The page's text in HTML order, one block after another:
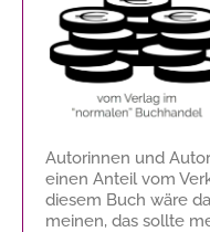
Autorinnen und
einen Anteil vom
diesem Buch wäre
meinen, das sollte